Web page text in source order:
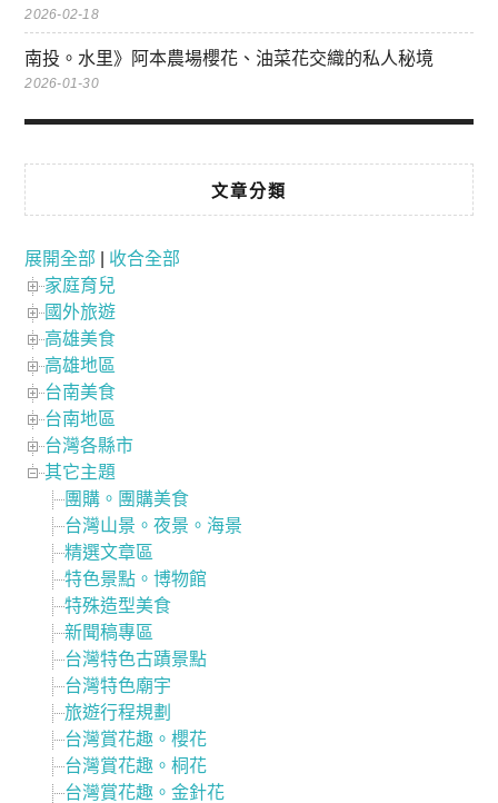
2026-02-18
南投。水里》阿本農場櫻花、油菜花交織的私人秘境
2026-01-30
文章分類
展開全部
收合全部
家庭育兒
國外旅遊
高雄美食
高雄地區
台南美食
台南地區
台灣各縣市
其它主題
團購。團購美食
台灣山景。夜景。海景
精選文章區
特色景點。博物館
特殊造型美食
新聞稿專區
台灣特色古蹟景點
台灣特色廟宇
旅遊行程規劃
台灣賞花趣。櫻花
台灣賞花趣。桐花
台灣賞花趣。金針花